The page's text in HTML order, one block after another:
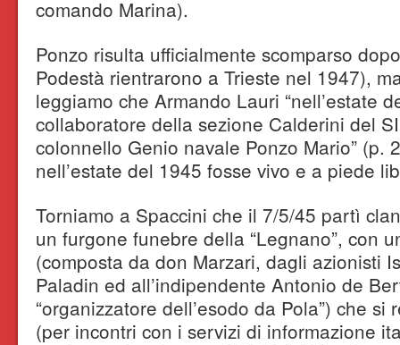
comando Marina).
Ponzo risulta ufficialmente scomparso
Podestà rientrarono a Trieste nel 1947),
leggiamo che Armando Lauri “nell’estate
collaboratore della sezione Calderini del
colonnello Genio navale Ponzo Mario” (p.
nell’estate del 1945 fosse vivo e a piede
Torniamo a Spaccini che il 7/5/45 partì
un furgone funebre della “Legnano”, con
(composta da don Marzari, dagli azionisti
Paladin ed all’indipendente Antonio de
“organizzatore dell’esodo da Pola”) che
(per incontri con i servizi di informazione